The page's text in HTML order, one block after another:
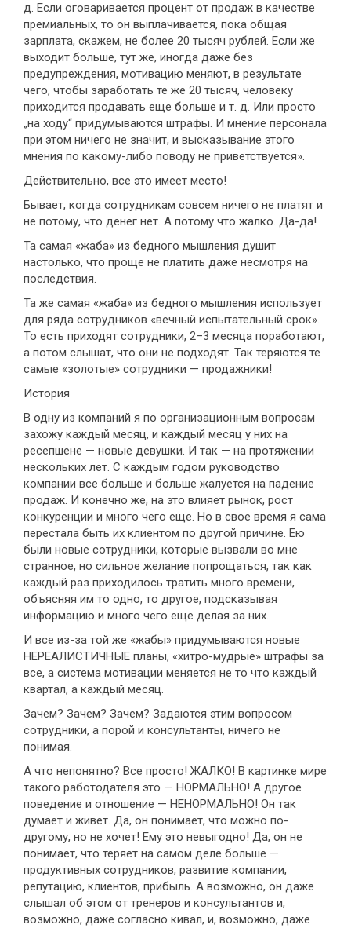
д. Если оговаривается процент от продаж в качестве
премиальных, то он выплачивается, пока общая
зарплата, скажем, не более 20 тысяч рублей. Если же
выходит больше, тут же, иногда даже без
предупреждения, мотивацию меняют, в результате
чего, чтобы заработать те же 20 тысяч, человеку
приходится продавать еще больше и т. д. Или просто
„на ходу“ придумываются штрафы. И мнение персонала
при этом ничего не значит, и высказывание этого
мнения по какому-либо поводу не приветствуется».
Действительно, все это имеет место!
Бывает, когда сотрудникам совсем ничего не платят и
не потому, что денег нет. А потому что жалко. Да-да!
Та самая «жаба» из бедного мышления душит
настолько, что проще не платить даже несмотря на
последствия.
Та же самая «жаба» из бедного мышления использует
для ряда сотрудников «вечный испытательный срок».
То есть приходят сотрудники, 2–3 месяца поработают,
а потом слышат, что они не подходят. Так теряются те
самые «золотые» сотрудники — продажники!
История
В одну из компаний я по организационным вопросам
захожу каждый месяц, и каждый месяц у них на
ресепшене — новые девушки. И так — на протяжении
нескольких лет. С каждым годом руководство
компании все больше и больше жалуется на падение
продаж. И конечно же, на это влияет рынок, рост
конкуренции и много чего еще. Но в свое время я сама
перестала быть их клиентом по другой причине. Ею
были новые сотрудники, которые вызвали во мне
странное, но сильное желание попрощаться, так как
каждый раз приходилось тратить много времени,
объясняя им то одно, то другое, подсказывая
информацию и много чего еще делая за них.
И все из-за той же «жабы» придумываются новые
НЕРЕАЛИСТИЧНЫЕ планы, «хитро-мудрые» штрафы за
все, а система мотивации меняется не то что каждый
квартал, а каждый месяц.
Зачем? Зачем? Зачем? Задаются этим вопросом
сотрудники, а порой и консультанты, ничего не
понимая.
А что непонятно? Все просто! ЖАЛКО! В картинке мире
такого работодателя это — НОРМАЛЬНО! А другое
поведение и отношение — НЕНОРМАЛЬНО! Он так
думает и живет. Да, он понимает, что можно по-
другому, но не хочет! Ему это невыгодно! Да, он не
понимает, что теряет на самом деле больше —
продуктивных сотрудников, развитие компании,
репутацию, клиентов, прибыль. А возможно, он даже
слышал об этом от тренеров и консультантов и,
возможно, даже согласно кивал, и, возможно, даже